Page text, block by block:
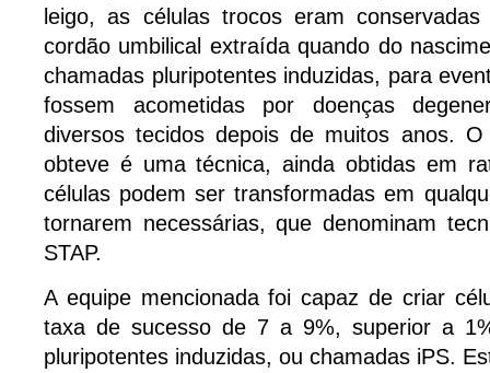
leigo, as células trocos eram
cordão umbilical extraída quando do
chamadas pluripotentes induzidas, para
fossem acometidas por doenças
diversos tecidos depois de muitos anos.
obteve é uma técnica, ainda obtidas em
células podem ser transformadas em
tornarem necessárias, que denominam
STAP.
A equipe mencionada foi capaz de criar
taxa de sucesso de 7 a 9%, superior a
pluripotentes induzidas, ou chamadas iPS.